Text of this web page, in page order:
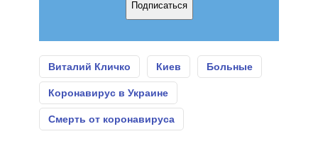
Подписаться
Виталий Кличко Киев Больные
Коронавирус в Украине
Смерть от коронавируса